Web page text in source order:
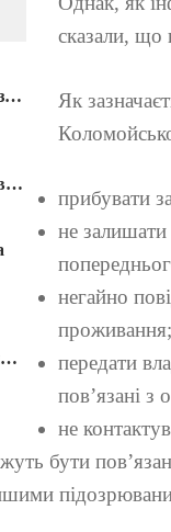
сказали, що
Як
прибувати
не залишати
негайно
проживання;
передати
пов’язані з
не
бути